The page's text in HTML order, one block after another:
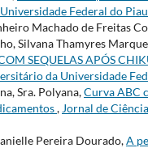
Federal do
Machado de Freitas
Silvana Thamyres
SEQUELAS APÓS
da Universidade
Sra. Polyana,Curva ABC
, Jornal de
Pereira Dourado,A